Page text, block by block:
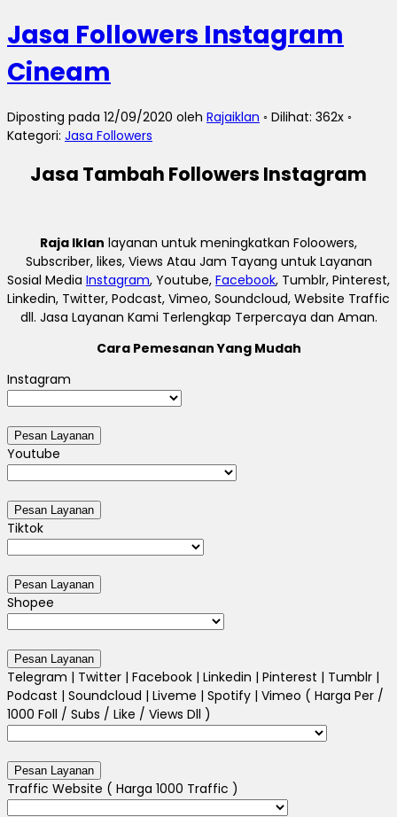
Jasa Followers Instagram
Cineam
Diposting pada 12/09/2020 oleh Rajaiklan ◦ Dilihat: 362x ◦
Kategori: Jasa Followers
Jasa Tambah Followers Instagram
Raja Iklan layanan untuk meningkatkan Foloowers,
Subscriber, likes, Views Atau Jam Tayang untuk Layanan
Sosial Media Instagram, Youtube, Facebook, Tumblr, Pinterest,
Linkedin, Twitter, Podcast, Vimeo, Soundcloud, Website Traffic
dll. Jasa Layanan Kami Terlengkap Terpercaya dan Aman.
Cara Pemesanan Yang Mudah
Instagram
Youtube
Tiktok
Shopee
Telegram | Twitter | Facebook | Linkedin | Pinterest | Tumblr |
Podcast | Soundcloud | Liveme | Spotify | Vimeo ( Harga Per /
1000 Foll / Subs / Like / Views Dll )
Traffic Website ( Harga 1000 Traffic )